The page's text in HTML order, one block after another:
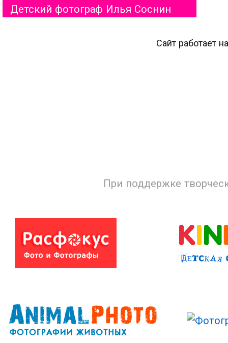
Детский фотограф Илья Соснин
Сайт работает
При поддержке